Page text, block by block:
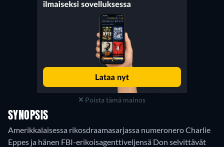
Poista tämä mainos
SYNOPSIS
Amerikkalaisessa rikosdraamasarjassa numeronero Charlie
Eppes ja hänen FBI-erikoisagenttiveljensä Don selvittävät